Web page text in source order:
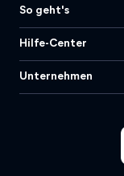
So geht's
Hilfe-Center
Unternehmen